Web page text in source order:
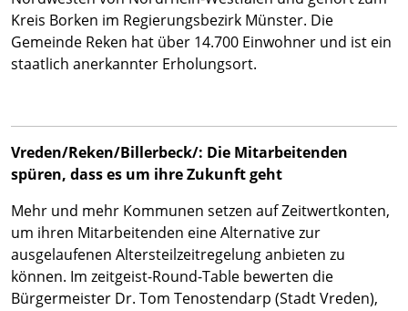
Kreis Borken im Regierungsbezirk Münster. Die
Gemeinde Reken hat über 14.700 Einwohner und ist ein
staatlich anerkannter Erholungsort.
Vreden/Reken/Billerbeck/: Die Mitarbeitenden
spüren, dass es um ihre Zukunft geht
Mehr und mehr Kommunen setzen auf Zeitwertkonten,
um ihren Mitarbeitenden eine Alternative zur
ausgelaufenen Altersteilzeitregelung anbieten zu
können. Im zeitgeist-Round-Table bewerten die
Bürgermeister Dr. Tom Tenostendarp (Stadt Vreden),